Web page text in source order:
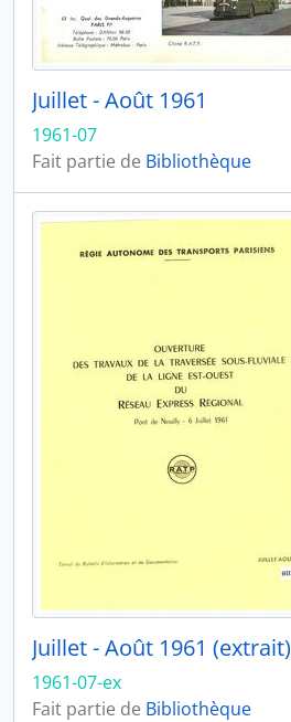
Juillet - Août 1961
1961-07
Fait partie de Bibliothèque
Juillet - Août 1961 (extrait)
1961-07-ex
Fait partie de Bibliothèque